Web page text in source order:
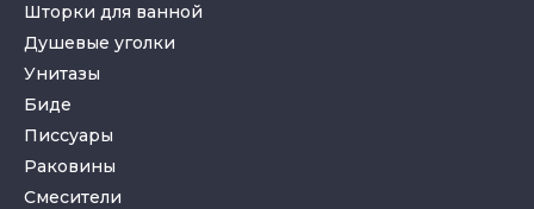
Шторки для ванной
Душевые уголки
Унитазы
Биде
Писсуары
Раковины
Смесители